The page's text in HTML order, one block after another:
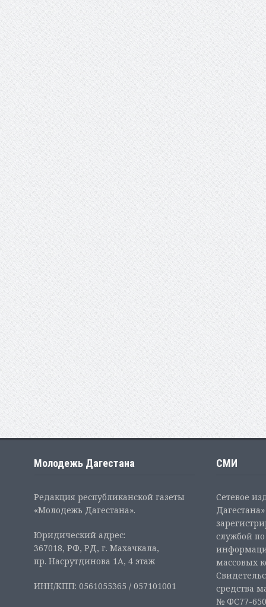
Молодежь Дагестана
Редакция республиканской газеты
«Молодежь Дагестана».
Юридический адрес:
367018, РФ, РД, г. Махачкала,
пр. Насрутдинова 1А, 4 этаж
ИНН/КПП: 0561055365 / 057101001
СМИ
Сетевое
службой
массовых
средства
№ ФС77-